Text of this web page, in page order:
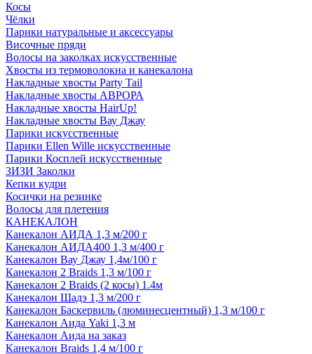
Косы
Чёлки
Парики натуральные и аксессуары
Височные пряди
Волосы на заколках искусственные
Хвосты из термоволокна и канекалона
Накладные хвосты Party Tail
Накладные хвосты АВРОРА
Накладные хвосты HairUp!
Накладные хвосты Вау Джау
Парики искусственные
Парики Ellen Wille искусственные
Парики Косплей искусственные
ЗИЗИ Заколки
Кепки кудри
Косички на резинке
Волосы для плетения
КАНЕКАЛОН
Канекалон АИДА 1,3 м/200 г
Канекалон АИДА400 1,3 м/400 г
Канекалон Вау Джау 1,4м/100 г
Канекалон 2 Braids 1,3 м/100 г
Канекалон 2 Braids (2 косы) 1.4м
Канекалон Шадэ 1,3 м/200 г
Канекалон Баскервиль (люминесцентный) 1,3 м/100 г
Канекалон Аида Yaki 1,3 м
Канекалон Аида на заказ
Канекалон Braids 1,4 м/100 г